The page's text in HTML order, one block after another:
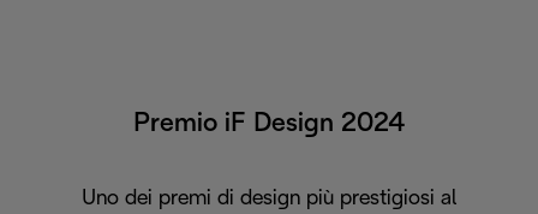
Premio iF Design 2024
Uno dei premi di design più prestigiosi al